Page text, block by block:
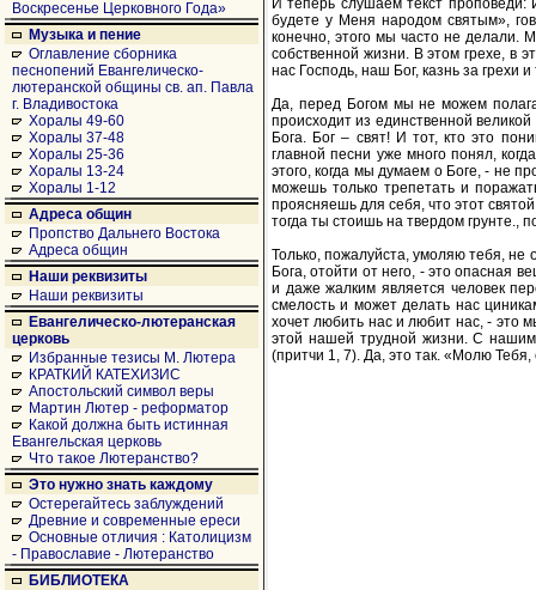
Воскресенье Церковного Года»
Музыка и пение
Оглавление сборника
песнопений Евангелическо-
лютеранской общины св. ап. Павла
г. Владивостока
Хоралы 49-60
Хоралы 37-48
Хоралы 25-36
Хоралы 13-24
Хоралы 1-12
Адреса общин
Пропство Дальнего Востока
Адреса общин
Наши реквизиты
Наши реквизиты
Евангелическо-лютеранская
церковь
Избранные тезисы М. Лютера
КРАТКИЙ КАТЕХИЗИС
Апостольский символ веры
Мартин Лютер - реформатор
Какой должна быть истинная
Евангельская церковь
Что такое Лютеранство?
Это нужно знать каждому
Остерегайтесь заблуждений
Древние и современные ереси
Основные отличия : Католицизм
- Православие - Лютеранство
БИБЛИОТЕКА
И теперь слушаем текст
будете у Меня народом святым»,
конечно, этого мы часто не делали.
собственной жизни. В этом грехе, в
нас Господь, наш Бог, казнь за грехи
Да, перед Богом мы не можем
происходит из единственной
Бога. Бог – свят! И тот, кто это
главной песни уже много понял,
этого, когда мы думаем о Боге, - не
можешь только трепетать и
проясняешь для себя, что этот
тогда ты стоишь на твердом грунте.,
Только, пожалуйста, умоляю тебя, не
Бога, отойти от него, - это опасная
и даже жалким является человек
смелость и может делать нас
хочет любить нас и любит нас, - это
этой нашей трудной жизни. С нашим
(притчи 1, 7). Да, это так. «Молю